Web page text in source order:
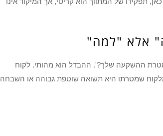
אלא "למה"
ההשקעה שלך?'. ההבדל הוא מהותי. לקוח
שמטרתו היא תשואה שוטפת גבוהה או השבחה